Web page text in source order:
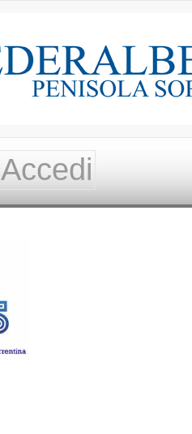
Accedi